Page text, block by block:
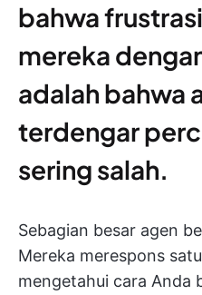
bahwa
mereka
adalah bahwa
terdengar
sering salah.
Sebagian besar agen
Mereka merespons
mengetahui cara Anda